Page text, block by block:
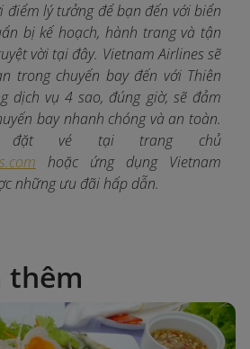
điểm lý tưởng để bạn đến với biển
bị kế hoạch, hành trang và tận
vời tại đây. Vietnam Airlines sẽ
trong chuyến bay đến với Thiên
dịch vụ 4 sao, đúng giờ, sẽ đảm
bay nhanh chóng và an toàn.
vé tại trang chủ
hoặc ứng dụng Vietnam
những ưu đãi hấp dẫn.
thêm